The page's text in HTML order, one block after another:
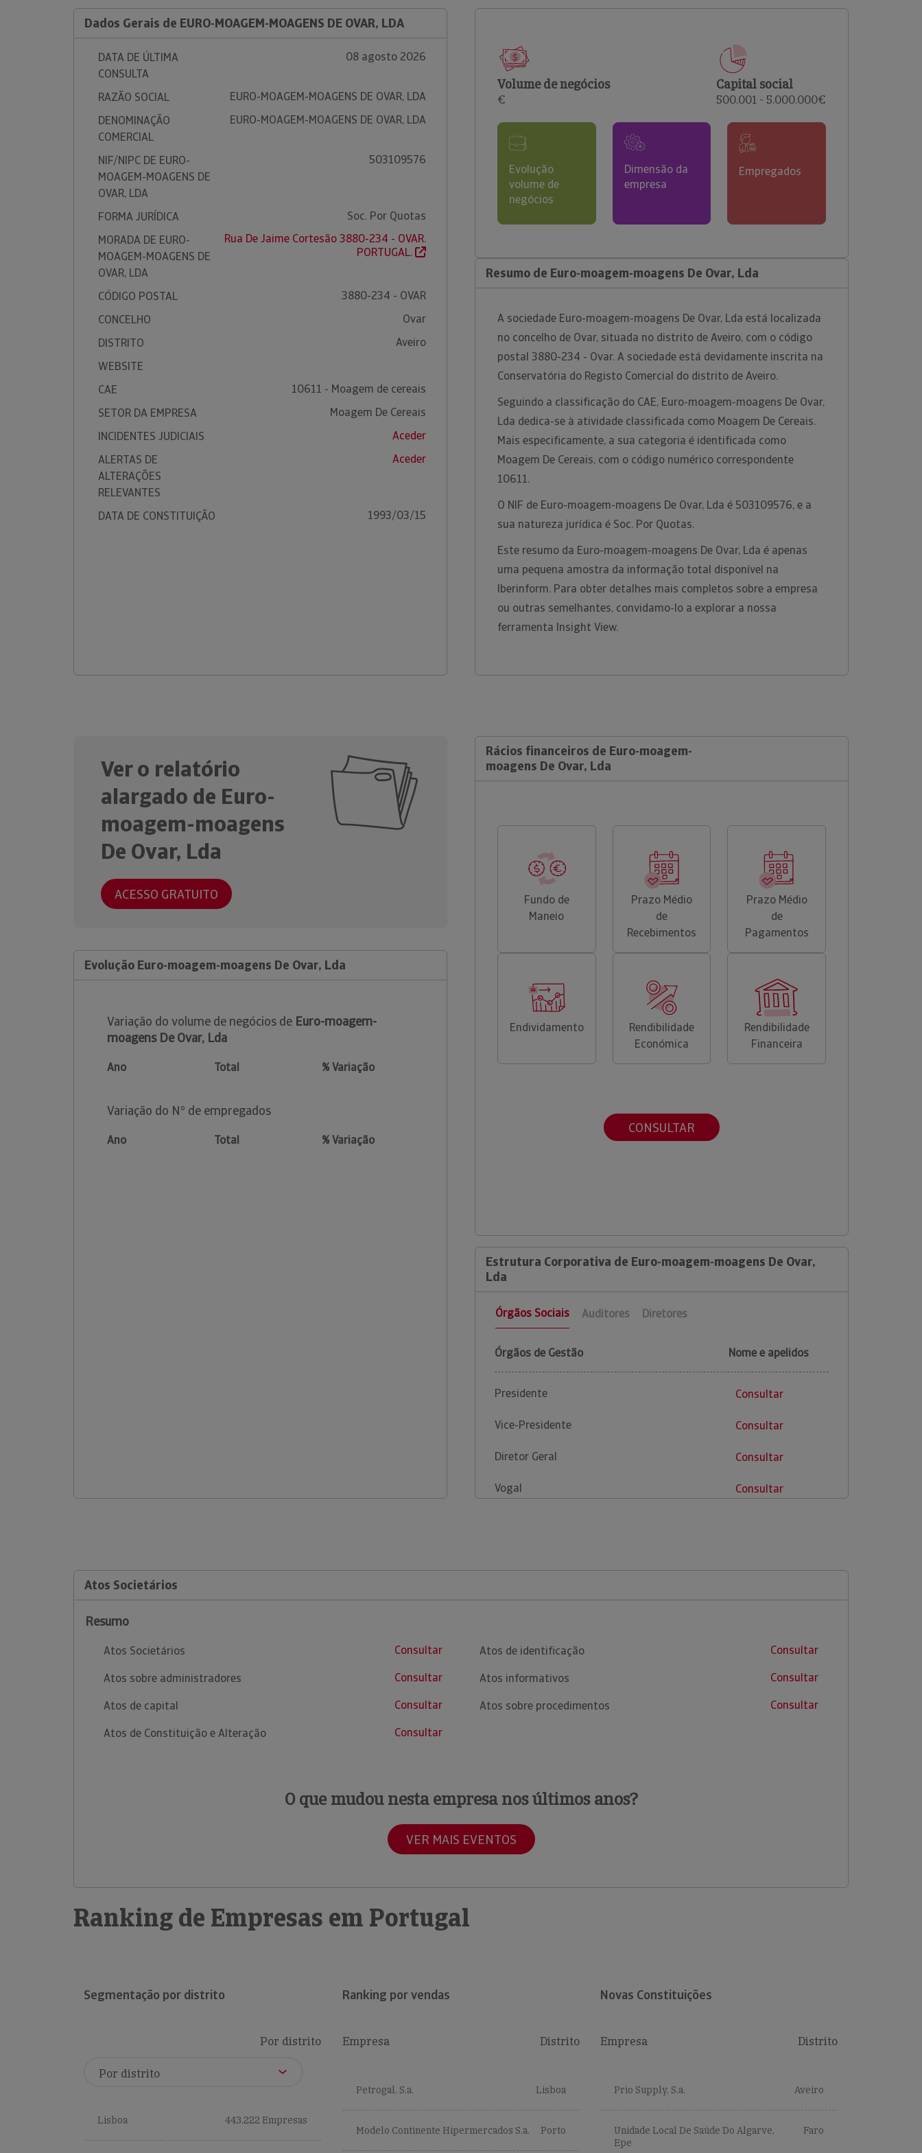
comerciais e analisar o risco de incumprimento dos
Dados Gerais de EURO-MOAGEM-MOAGENS DE OVAR, LDA
DATA DE ÚLTIMA
CONSULTA
08 agosto 2026
RAZÃO SOCIAL
EURO-MOAGEM-MOAGENS DE OVAR, LDA
DENOMINAÇÃO
COMERCIAL
EURO-MOAGEM-MOAGENS DE OVAR, LDA
NIF/NIPC DE EURO-
MOAGEM-MOAGENS DE
OVAR, LDA
503109576
FORMA JURÍDICA
Soc. Por Quotas
MORADA DE EURO-
MOAGEM-MOAGENS DE
OVAR, LDA
Rua De Jaime Cortesão 3880-234 - OVAR.
PORTUGAL.
CÓDIGO POSTAL
3880-234 - OVAR
CONCELHO
Ovar
DISTRITO
Aveiro
WEBSITE
CAE
10611 - Moagem de cereais
SETOR DA EMPRESA
Moagem De Cereais
INCIDENTES JUDICIAIS
Aceder
ALERTAS DE
ALTERAÇÕES
RELEVANTES
Aceder
DATA DE CONSTITUIÇÃO 1993/03/15
Volume de negócios
€
Capital social
500.001 - 5.000.000€
Evolução
volume de
negócios
Dimensão da
empresa
Empregados
Resumo de Euro-moagem-moagens De Ovar, Lda
A sociedade Euro-moagem-moagens De Ovar, Lda está localizada
no concelho de Ovar, situada no distrito de Aveiro, com o código
postal 3880-234 - Ovar. A sociedade está devidamente inscrita na
Conservatória do Registo Comercial do distrito de Aveiro.
Seguindo a classificação do CAE, Euro-moagem-moagens De Ovar,
Lda dedica-se à atividade classificada como Moagem De Cereais.
Mais especificamente, a sua categoria é identificada como
Moagem De Cereais, com o código numérico correspondente
10611.
O NIF de Euro-moagem-moagens De Ovar, Lda é 503109576, e a
sua natureza jurídica é Soc. Por Quotas.
Este resumo da Euro-moagem-moagens De Ovar, Lda é apenas
uma pequena amostra da informação total disponível na
Iberinform. Para obter detalhes mais completos sobre a empresa
ou outras semelhantes, convidamo-lo a explorar a nossa
ferramenta Insight View.
Ver o relatório
alargado de Euro-
moagem-moagens
De Ovar, Lda
ACESSO GRATUITO
Evolução Euro-moagem-moagens De Ovar, Lda
Variação do volume de negócios de Euro-moagem-
moagens De Ovar, Lda
Ano Total % Variação
Variação do Nº de empregados
Ano Total % Variação
Rácios financeiros de Euro-moagem-
moagens De Ovar, Lda
Fundo de
Maneio
Prazo Médio
de
Recebimentos
Prazo Médio
de
Pagamentos
Endividamento
Rendibilidade
Económica
Rendibilidade
Financeira
CONSULTAR
Estrutura Corporativa de Euro-moagem-moagens De Ovar,
Lda
Órgãos Sociais Auditores Diretores
Órgãos de Gestão Nome e apelidos
Presidente Consultar
Vice-Presidente Consultar
Diretor Geral Consultar
Vogal Consultar
Atos Societários
Resumo
Atos Societários
Consultar
Atos sobre administradores
Consultar
Atos de capital
Consultar
Atos de Constituição e Alteração
Consultar
Atos de identificação
Consultar
Atos informativos
Consultar
Atos sobre procedimentos
Consultar
O que mudou nesta empresa nos últimos anos?
VER MAIS EVENTOS
Ranking de Empresas em Portugal
Segmentação por distrito
Por distrito
Lisboa 443,222 Empresas
Ranking por vendas
Empresa Distrito
Petrogal, S.a. Lisboa
Modelo Continente Hipermercados S.a. Porto
Novas Constituições
Empresa Distrito
Prio Supply, S.a. Aveiro
Unidade Local De Saúde Do Algarve,
Epe
Faro